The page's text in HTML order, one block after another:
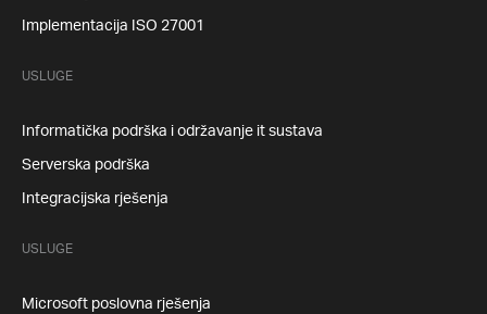
Implementacija ISO 27001
USLUGE
Informatička podrška i održavanje it sustava
Serverska podrška
Integracijska rješenja
USLUGE
Microsoft poslovna rješenja